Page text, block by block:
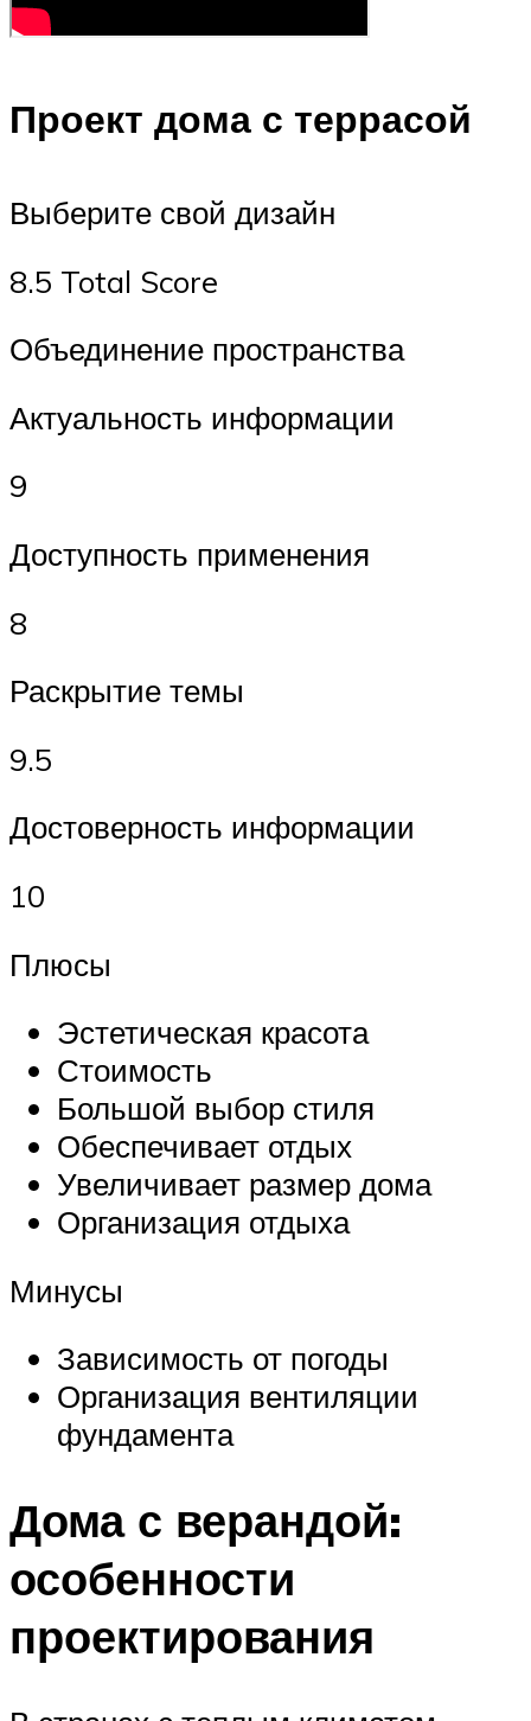
Проект дома с террасой
Выберите свой дизайн
8.5 Total Score
Объединение пространства
Актуальность информации
9
Доступность применения
8
Раскрытие темы
9.5
Достоверность информации
10
Плюсы
Эстетическая красота
Стоимость
Большой выбор стиля
Обеспечивает отдых
Увеличивает размер дома
Организация отдыха
Минусы
Зависимость от погоды
Организация вентиляции
фундамента
Дома с верандой:
особенности
проектирования